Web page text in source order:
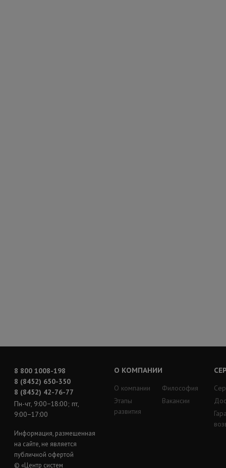
8 800 1008-198
8 (8452) 650-350
8 (8452) 42-76-77
Пн-чт, 9:00−18:00; пт,
9:00−17:00
Информация, размещенная
на сайте, не является
публичной офертой
© «Центр систем
О КОМПАНИИ
О компании
Этапы
развития
Философия
Вакансии